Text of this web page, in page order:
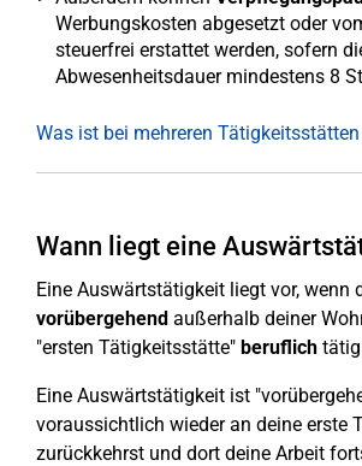
Werbungskosten abgesetzt oder
steuerfrei erstattet werden, sofern
Abwesenheitsdauer mindestens 8
Was ist bei mehreren
Wann liegt eine
Eine Auswärtstätigkeit liegt vor, wenn
vorübergehend außerhalb deiner
"ersten Tätigkeitsstätte" beruflich
Eine Auswärtstätigkeit ist
voraussichtlich wieder an deine erste
zurückkehrst und dort deine Arbeit